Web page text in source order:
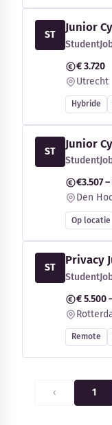
ST
Junior
€ 3.720
Utrecht
Hybride
ST
Junior
€3.507
Den
Op locatie
ST
Privacy
€ 5.500
Remote
‹ 1